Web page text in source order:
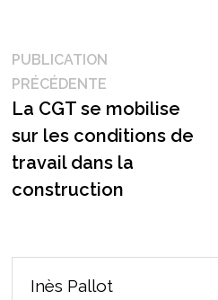
Navigation
de
l’article
PUBLICATION
PRÉCÉDENTEPublication
précédente :
La CGT se mobilise
sur les conditions de
travail dans la
construction
Inès Pallot